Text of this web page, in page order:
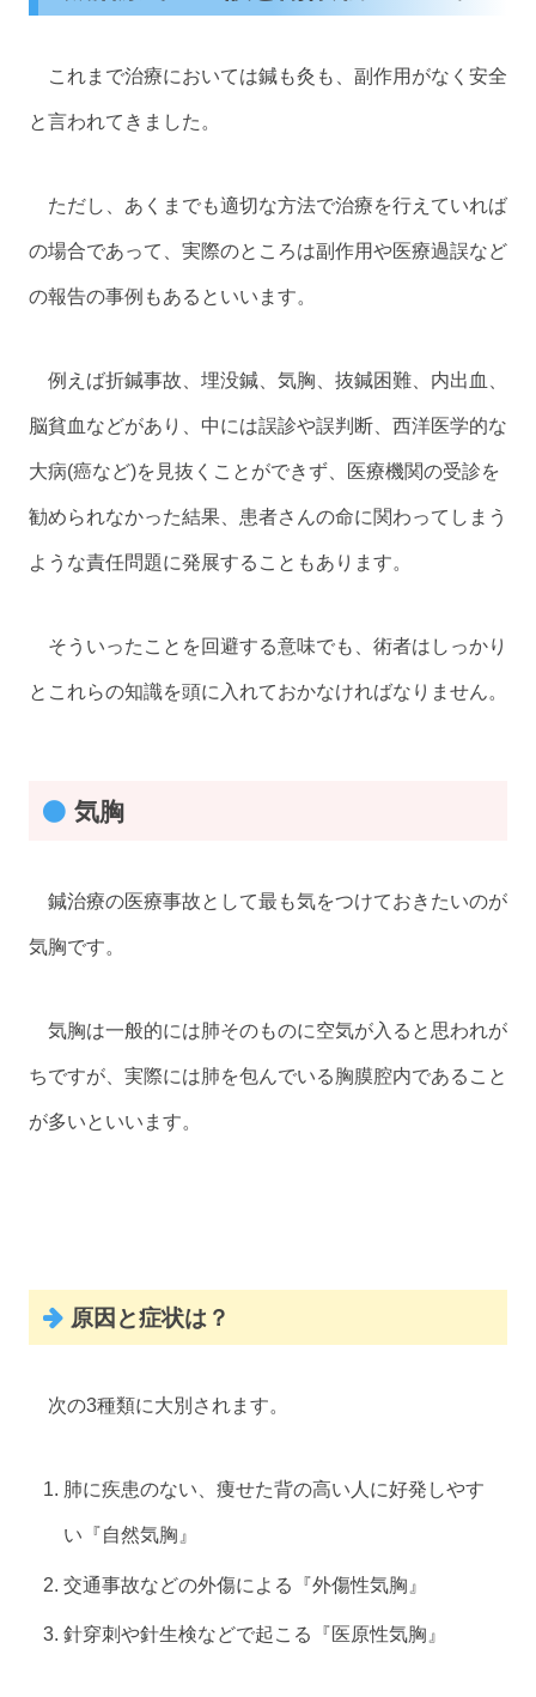
これまで治療においては鍼も灸も、副作用がなく安全
と言われてきました。
ただし、あくまでも適切な方法で治療を行えていれば
の場合であって、実際のところは副作用や医療過誤など
の報告の事例もあるといいます。
例えば折鍼事故、埋没鍼、気胸、抜鍼困難、内出血、
脳貧血などがあり、中には誤診や誤判断、西洋医学的な
大病(癌など)を見抜くことができず、医療機関の受診を
勧められなかった結果、患者さんの命に関わってしまう
ような責任問題に発展することもあります。
そういったことを回避する意味でも、術者はしっかり
とこれらの知識を頭に入れておかなければなりません。
気胸
鍼治療の医療事故として最も気をつけておきたいのが
気胸です。
気胸は一般的には肺そのものに空気が入ると思われが
ちですが、実際には肺を包んでいる胸膜腔内であること
が多いといいます。
原因と症状は？
次の3種類に大別されます。
肺に疾患のない、痩せた背の高い人に好発しやす
い『自然気胸』
交通事故などの外傷による『外傷性気胸』
針穿刺や針生検などで起こる『医原性気胸』